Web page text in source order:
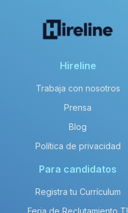
Hireline
Trabaja con nosotros
Prensa
Blog
Política de privacidad
Para candidatos
Registra tu Currículum
Feria de Reclutamiento TI